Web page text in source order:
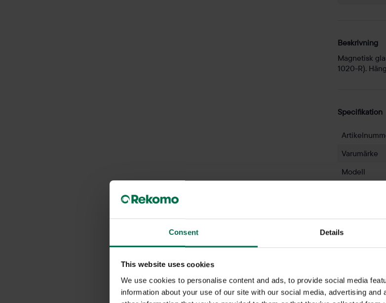
Consent Details
This website uses cookies
We use cookies to personalise content and ads, to provide social media
information about your use of our site with our social media, advertising
Beskrivning
Magnetisk
1020-R).
Specifikation
Varumärke
Modell
Rekomo har
bra priser.